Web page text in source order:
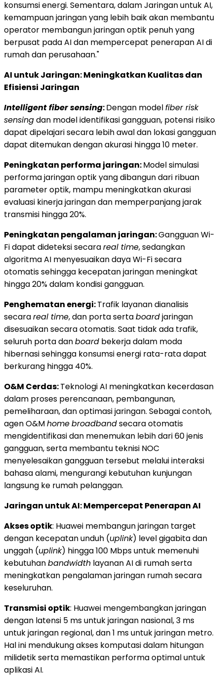
konsumsi energi. Sementara, dalam Jaringan untuk AI,
kemampuan jaringan yang lebih baik akan membantu
operator membangun jaringan optik penuh yang
berpusat pada AI dan mempercepat penerapan AI di
rumah dan perusahaan."
AI untuk Jaringan: Meningkatkan Kualitas dan
Efisiensi Jaringan
Intelligent fiber sensing:Dengan modelfiber risk
sensingdan model identifikasi gangguan, potensi risiko
dapat dipelajari secara lebih awal dan lokasi gangguan
dapat ditemukan dengan akurasi hingga 10 meter.
Peningkatan performa jaringan:Model simulasi
performa jaringan optik yang dibangun dari ribuan
parameter optik, mampu meningkatkan akurasi
evaluasi kinerja jaringan dan memperpanjang jarak
transmisi hingga 20%.
Peningkatan pengalaman jaringan:Gangguan Wi-
Fi dapat dideteksi secarareal time, sedangkan
algoritma AI menyesuaikan daya Wi-Fi secara
otomatis sehingga kecepatan jaringan meningkat
hingga 20% dalam kondisi gangguan.
Penghematan energi:Trafik layanan dianalisis
secarareal time, dan porta sertaboardjaringan
disesuaikan secara otomatis. Saat tidak ada trafik,
seluruh porta danboard bekerja dalam moda
hibernasi sehingga konsumsi energi rata-rata dapat
berkurang hingga 40%.
O&M Cerdas:Teknologi AI meningkatkan kecerdasan
dalam proses perencanaan, pembangunan,
pemeliharaan, dan optimasi jaringan. Sebagai contoh,
agen O&Mhomebroadbandsecara otomatis
mengidentifikasi dan menemukan lebih dari 60 jenis
gangguan, serta membantu teknisi NOC
menyelesaikan gangguan tersebut melalui interaksi
bahasa alami, mengurangi kebutuhan kunjungan
langsung ke rumah pelanggan.
Jaringan untuk AI: Mempercepat Penerapan AI
Akses optik: Huawei membangun jaringan target
dengan kecepatan unduh (uplink) level gigabita dan
unggah (uplink) hingga 100 Mbps untuk memenuhi
kebutuhanbandwidth layanan AI di rumah serta
meningkatkan pengalaman jaringan rumah secara
keseluruhan.
Transmisi optik: Huawei mengembangkan jaringan
dengan latensi 5 ms untuk jaringan nasional, 3 ms
untuk jaringan regional, dan 1 ms untuk jaringan metro.
Hal ini mendukung akses komputasi dalam hitungan
milidetik serta memastikan performa optimal untuk
aplikasi AI.